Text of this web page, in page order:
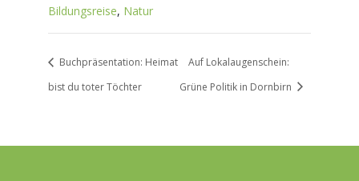
Bildungsreise, Natur
Buchpräsentation: Heimat
bist du toter Töchter
Auf Lokalaugenschein:
Grüne Politik in Dornbirn